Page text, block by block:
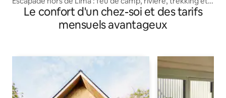
tourisme
Le confort d'un chez-soi et des tarifs
mensuels avantageux